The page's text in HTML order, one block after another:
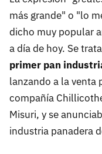
más grande" o "lo
dicho muy popular
a día de hoy. Se
primer pan
lanzando a la venta
compañía
Misuri, y se
industria panadera